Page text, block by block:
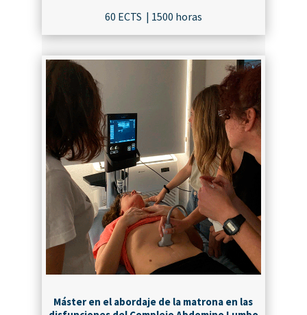
60 ECTS | 1500 horas
¡MATRICÚLATE!
Máster en el abordaje de la matrona en las